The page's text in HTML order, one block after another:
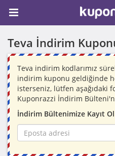
Teva İndirim
Teva indirim kodlarımız
indirim kuponu geldiğinde
isterseniz, lütfen aşağıdaki
Kuponrazzi İndirim
İndirim Bültenimize Kayıt Ol